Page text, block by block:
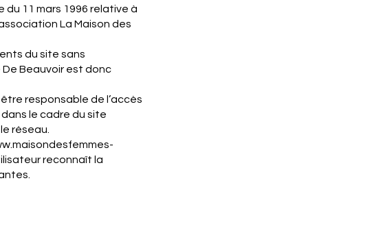
11 mars 1996 relative à
La Maison des
du site sans
De Beauvoir est donc
responsable de l’accès
le cadre du site
réseau.
reconnaît la